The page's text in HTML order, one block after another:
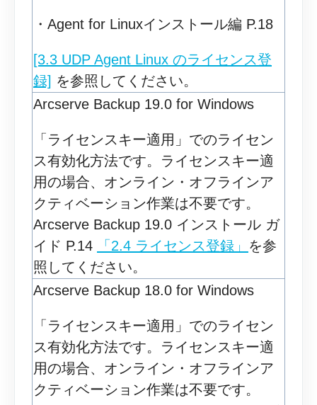
・Agent for Linuxインストール編 P.18
[3.3 UDP Agent Linux のライセンス登
録] を参照してください。
Arcserve Backup 19.0 for Windows
「ライセンスキー適用」でのライセン
ス有効化方法です。ライセンスキー適
用の場合、オンライン・オフラインア
クティベーション作業は不要です。
Arcserve Backup 19.0 インストール ガ
イド P.14
「2.4 ライセンス登録」 を参
照してください。
Arcserve Backup 18.0 for Windows
「ライセンスキー適用」でのライセン
ス有効化方法です。ライセンスキー適
用の場合、オンライン・オフラインア
クティベーション作業は不要です。